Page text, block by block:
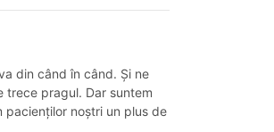
din când în când. Și ne
trece pragul. Dar suntem
pacienților noștri un plus de